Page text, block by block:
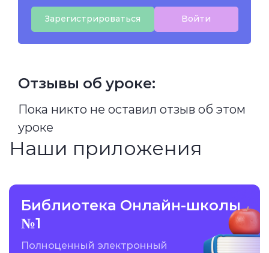
Зарегистрироваться Войти
Отзывы об уроке:
Пока никто не оставил отзыв об этом
уроке
Наши приложения
Библиотека Онлайн-школы
№1
Полноценный электронный